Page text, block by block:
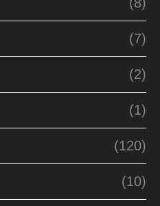
(7)
(2)
(1)
(120)
(10)